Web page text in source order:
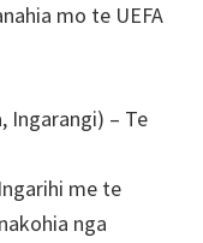
mo te UEFA
Ingarangi) – Te
me te
nga